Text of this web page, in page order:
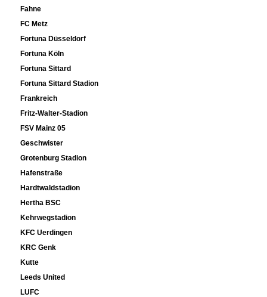
Fahne
FC Metz
Fortuna Düsseldorf
Fortuna Köln
Fortuna Sittard
Fortuna Sittard Stadion
Frankreich
Fritz-Walter-Stadion
FSV Mainz 05
Geschwister
Grotenburg Stadion
Hafenstraße
Hardtwaldstadion
Hertha BSC
Kehrwegstadion
KFC Uerdingen
KRC Genk
Kutte
Leeds United
LUFC